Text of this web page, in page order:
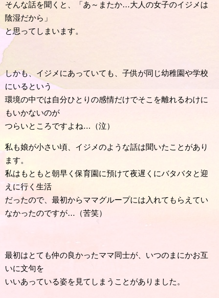
そんな話を聞くと、「あ～またか…大人の女子のイジメは
陰湿だから」
と思ってしまいます。
しかも、イジメにあっていても、子供が同じ幼稚園や学校
にいるという
環境の中では自分ひとりの感情だけでそこを離れるわけに
もいかないのが
つらいところですよね…（泣）
私も娘が小さい頃、イジメのような話は聞いたことがあり
ます。
私はもともと朝早く保育園に預けて夜遅くにバタバタと迎
えに行く生活
だったので、最初からママグループには入れてもらえてい
なかったのですが…（苦笑）
最初はとても仲の良かったママ同士が、いつのまにかお互
いに文句を
いいあっている姿を見てしまうことがありました。